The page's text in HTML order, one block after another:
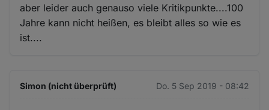
aber leider auch genauso viele Kritikpunkte....100
Jahre kann nicht heißen, es bleibt alles so wie es
ist....
Simon (nicht überprüft) Do. 5 Sep 2019 - 08:42